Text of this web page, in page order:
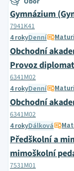
Gymnázium
7941K41
4 rokyDenní
Obchodní
Provoz
6341M02
4 rokyDenní
Obchodní
6341M02
4 rokyDálková
Předškolní a
mimoškolní
7531M01